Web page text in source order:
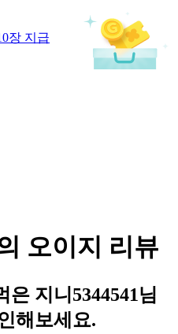
장 지급
오이지 리뷰
지니5344541님
해보세요.